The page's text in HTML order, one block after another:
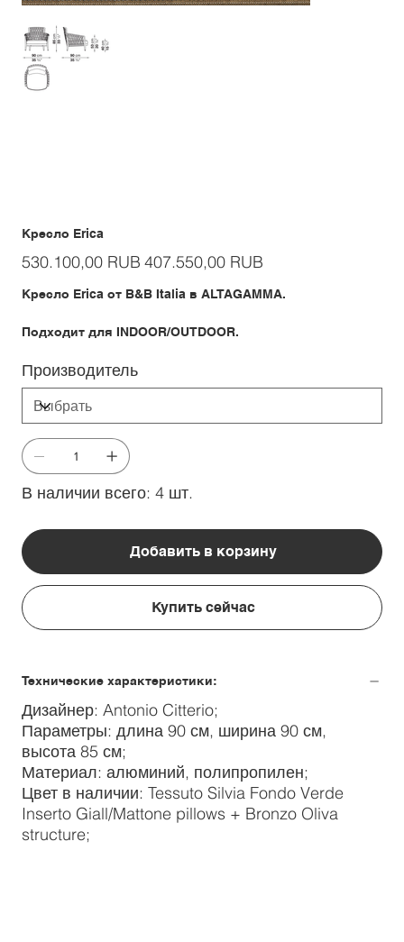
Кресло Erica
Первоначальная
цена
530.100,00 RUB Спеццена
407.550,00 RUB
Кресло Erica от B&B Italia в ALTAGAMMA.
Подходит для INDOOR/OUTDOOR.
Производитель
В наличии всего: 4 шт.
Добавить в корзину
Купить сейчас
Технические характеристики:
Дизайнер: Antonio Citterio;
Параметры: длина 90 см, ширина 90 см,
высота 85 см;
Материал: алюминий, полипропилен;
Цвет в наличии: Tessuto Silvia Fondo Verde
Inserto Giall/Mattone pillows + Bronzo Oliva
structure;